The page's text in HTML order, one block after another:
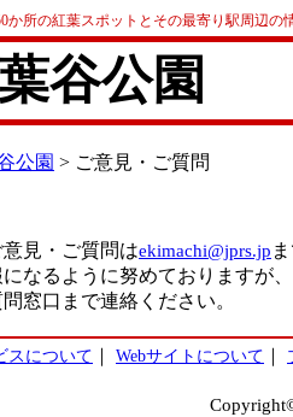
か所の紅葉スポットとその最寄り駅周辺の
谷公園
公園 > ご意見・ご質問
見・ご質問はekimachi@jprs.jp
なるように努めておりますが
窓口まで連絡ください。
スについて Webサイトについて